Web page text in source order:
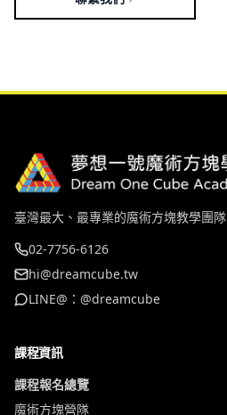
臺灣最大、最專業的魔術方塊教學團隊
02-7756-6126
hi@dreamcube.tw
LINE@：@dreamcube
課程資訊
課程報名總覽
魔術方塊營隊